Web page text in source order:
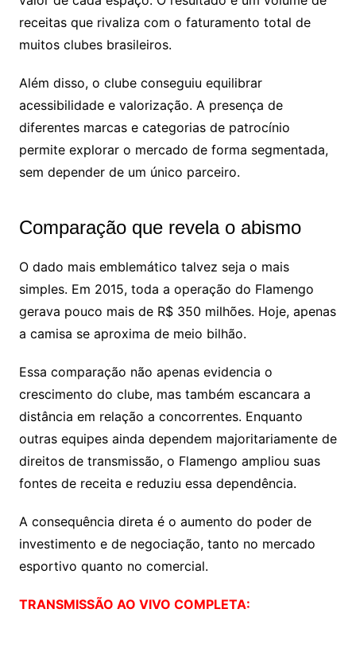
receitas que rivaliza com o faturamento total de
muitos clubes brasileiros.
Além disso, o clube conseguiu equilibrar
acessibilidade e valorização. A presença de
diferentes marcas e categorias de patrocínio
permite explorar o mercado de forma segmentada,
sem depender de um único parceiro.
Comparação que revela o abismo
O dado mais emblemático talvez seja o mais
simples. Em 2015, toda a operação do Flamengo
gerava pouco mais de R$ 350 milhões. Hoje, apenas
a camisa se aproxima de meio bilhão.
Essa comparação não apenas evidencia o
crescimento do clube, mas também escancara a
distância em relação a concorrentes. Enquanto
outras equipes ainda dependem majoritariamente de
direitos de transmissão, o Flamengo ampliou suas
fontes de receita e reduziu essa dependência.
A consequência direta é o aumento do poder de
investimento e de negociação, tanto no mercado
esportivo quanto no comercial.
TRANSMISSÃO AO VIVO COMPLETA: